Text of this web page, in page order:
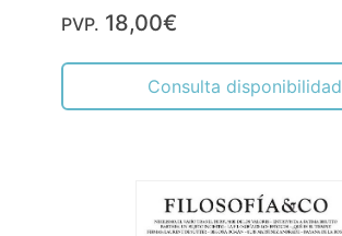
PVP. 18,00€
Consulta disponibilidad